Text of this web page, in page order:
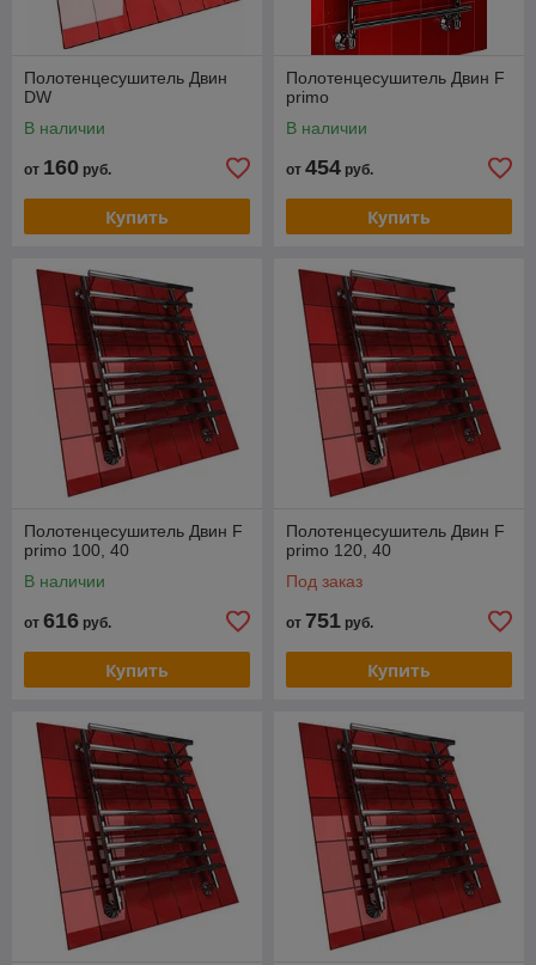
Полотенцесушитель Двин
DW
В наличии
от 160 руб.
Купить
Полотенцесушитель Двин F
primo
В наличии
от 454 руб.
Купить
Полотенцесушитель Двин F
primo 100, 40
В наличии
от 616 руб.
Купить
Полотенцесушитель Двин F
primo 120, 40
Под заказ
от 751 руб.
Купить